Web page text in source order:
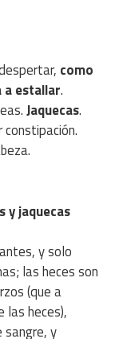
como
a estallar.
Jaquecas.
y jaquecas
y solo
las heces son
(que a
las heces),
y